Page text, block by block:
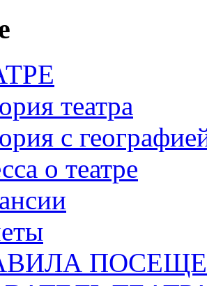
театра
с
о театре